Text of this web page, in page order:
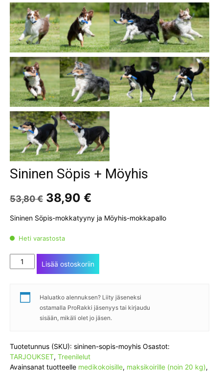
Sininen Söpis + Möyhis
53,80€ Alkuperäinen
hinta
oli:
38,90 €
on:
Sininen Söpis-mokkatyyny ja Möyhis-mokkapallo
Heti varastosta
Sininen
Söpis
Lisää ostoskoriin
Haluatko alennuksen? Liity jäseneksi
ostamalla ProRakki jäsenyys tai kirjaudu
sisään, mikäli olet jo jäsen.
Tuotetunnus (SKU): sininen-sopis-moyhis Osastot:
TARJOUKSET, Treenilelut
Avainsanat tuotteelle medikokoisille, maksikoirille (noin 20 kg),